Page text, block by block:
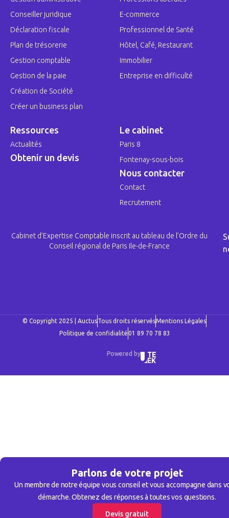
Parlons de votre projet
Un membre de notre équipe vous conseil et vous accompagne dans
démarche. Obtenez des réponses à toutes vos questions.
Devis gratuit
Conseiller juridique
Déclaration fiscale
Plan de trésorerie
Gestion comptable
Gestion de la paie
Création de Société
Créer un business plan
E-commerce
Professionnel de Santé
Hôtel, Café, Restaurant
Immobilier
Entreprise en difficulté
Ressources
Actualités
Obtenir un devis
Le cabinet
Paris 8
Fontenay-sous-bois
Nous contacter
Contact
Recrutement
Cabinet d’Expertise Comptable inscrit au tableau de l’Ordre du
Conseil régional de Paris Ile-de-France
© Copyright 2025 | AuctusTous droits réservésMentions Légales
Politique de confidialité01 89 70 78 83
Powered by